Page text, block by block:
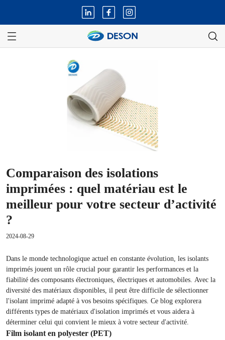
Comparaison des isolations
imprimées : quel matériau est le
meilleur pour votre secteur d’activité
?
2024-08-29
Dans le monde technologique actuel en constante évolution, les isolants
imprimés jouent un rôle crucial pour garantir les performances et la
fiabilité des composants électroniques, électriques et automobiles. Avec la
diversité des matériaux disponibles, il peut être difficile de sélectionner
l'isolant imprimé adapté à vos besoins spécifiques. Ce blog explorera
différents types de matériaux d'isolation imprimés et vous aidera à
déterminer celui qui convient le mieux à votre secteur d'activité.
Film isolant en polyester (PET)